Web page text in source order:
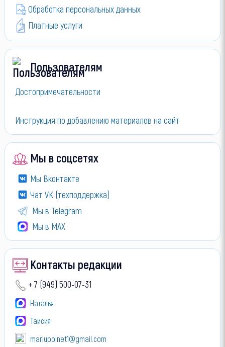
Обработка персональных данных
Платные услуги
Пользователям
Достопримечательности
Инструкция по добавлению материалов на сайт
Мы в соцсетях
Мы Вконтакте
Чат VK (техподдержка)
Мы в Telegram
Мы в МАХ
Контакты редакции
+ 7 (949) 500-07-31
Наталья
Таисия
mariupolnet1@gmail.com